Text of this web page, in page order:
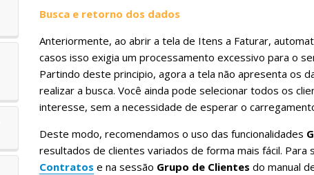
Busca e retorno dos dados
Anteriormente, ao abrir a tela de Itens a Faturar,
casos isso exigia um processamento excessivo para o
Partindo deste principio, agora a tela não apresenta os
realizar a busca. Você ainda pode selecionar todos os
interesse, sem a necessidade de esperar o
Deste modo, recomendamos o uso das funcionalidades
resultados de clientes variados de forma mais fácil.
Contratos e na sessão Grupo de Clientes do manual